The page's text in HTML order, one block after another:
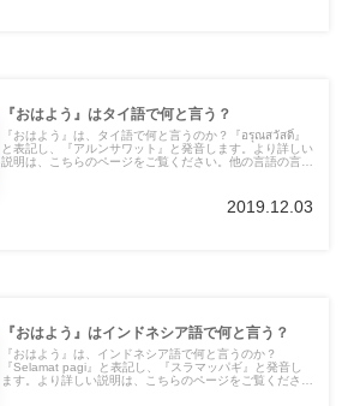
『おはよう』はタイ語で何と言う？
『おはよう』は、タイ語で何と言うのか？『อรุณสวัสดิ์』
と表記し、『アルンサワット』と発音します。より詳しい
説明は、こちらのページをご覧ください。他の言語の言葉
2019.12.03
『おはよう』はインドネシア語で何と言う？
『おはよう』は、インドネシア語で何と言うのか？
『Selamat pagi』と表記し、『スラマッパギ』と発音し
ます。より詳しい説明は、こちらのページをご覧くださ